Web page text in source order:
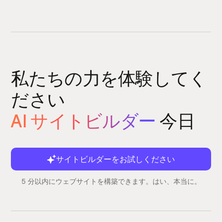
私たちの力を体験してく
ださい
AI サイトビルダー 今日
サイトビルダーをお試しください
5 分以内にウェブサイトを構築できます。はい、本当に。